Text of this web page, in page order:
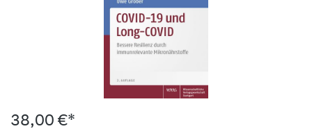
38,00 €*